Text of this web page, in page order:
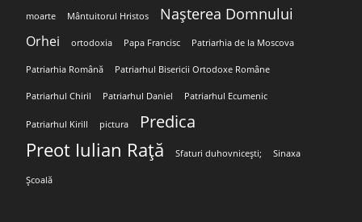
moarte Mântuitorul Hristos Nașterea Domnului
Orhei ortodoxia Papa Francisc Patriarhia de la Moscova
Patriarhia Română Patriarhul Bisericii Ortodoxe Române
Patriarhul Chiril Patriarhul Daniel Patriarhul Ecumenic
Patriarhul Kirill pictura Predica
Preot Iulian Rață Sfaturi duhovnicești; Sinaxa
Școală